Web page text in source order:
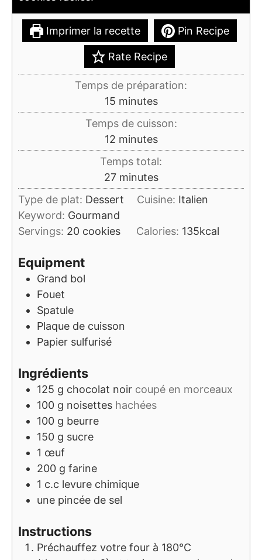
Imprimer la recette Pin Recipe
Rate Recipe
Temps de préparation:
15minutes
minutes
Temps de cuisson:
12minutes
minutes
Temps total:
27minutes
minutes
Type de plat: Dessert Cuisine: Italien
Keyword: Gourmand
Servings: 20 cookies Calories: 135kcal
Equipment
Grand bol
Fouet
Spatule
Plaque de cuisson
Papier sulfurisé
Ingrédients
125 g chocolat noir coupé en morceaux
100 g noisettes hachées
100 g beurre
150 g sucre
1 œuf
200 g farine
1 c.c levure chimique
une pincée de sel
Instructions
Préchauffez votre four à 180°C